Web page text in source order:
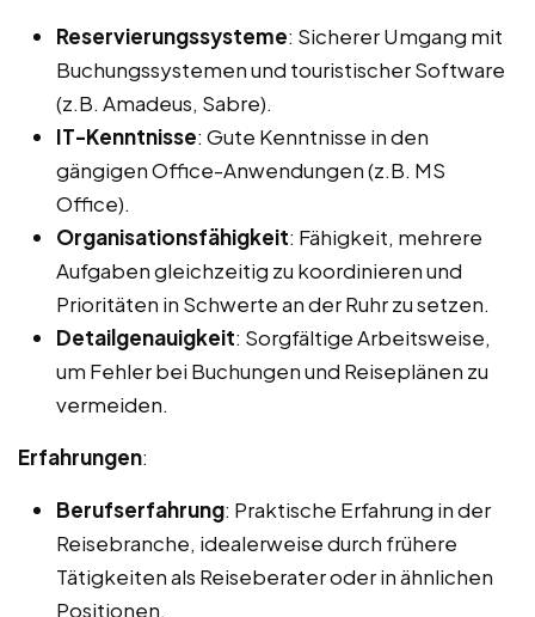
Reservierungssysteme: Sicherer Umgang mit
Buchungssystemen und touristischer Software
(z.B. Amadeus, Sabre).
IT-Kenntnisse: Gute Kenntnisse in den
gängigen Office-Anwendungen (z.B. MS
Office).
Organisationsfähigkeit: Fähigkeit, mehrere
Aufgaben gleichzeitig zu koordinieren und
Prioritäten in Schwerte an der Ruhr zu setzen.
Detailgenauigkeit: Sorgfältige Arbeitsweise,
um Fehler bei Buchungen und Reiseplänen zu
vermeiden.
Erfahrungen:
Berufserfahrung: Praktische Erfahrung in der
Reisebranche, idealerweise durch frühere
Tätigkeiten als Reiseberater oder in ähnlichen
Positionen.